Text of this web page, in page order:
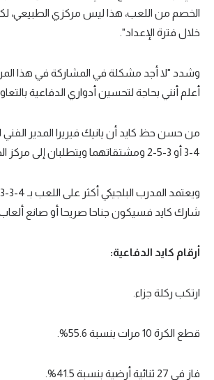
الخصم من اللعب، هذا ليس مركزي الطبيعي،
خلال فترة الإعداد".
وشدد "لا أجد مشكلة في المشاركة في هذا
أعلم أنني بحاجة لتحسين أدواري الدفاعية
4-3 أو 3-5-2 ومشتقاتهما ويتطلبان إلى مركز الجناح الخلفي.
شارك كايد فسيكون جناحا صريحا أو صانع
أرقام كايد الدفاعية:
ارتكب ركلة جزاء.
قطع الكرة 10 مرات بنسبة 55.6%.
فاز في 27 ثنائية أرضية بنسبة 41.5%.